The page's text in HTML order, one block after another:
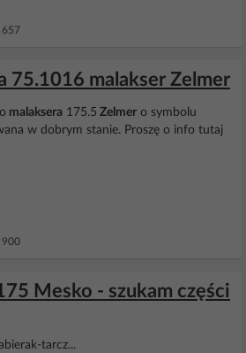
75.1016 malakser Zelmer
malaksera 175.5 Zelmer o symbolu
w dobrym stanie. Proszę o info tutaj
Mesko - szukam części
tarcz...